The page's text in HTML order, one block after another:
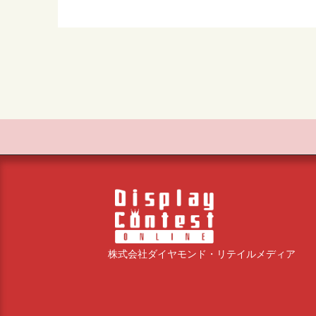
株式会社ダイヤモンド・リテイルメディア